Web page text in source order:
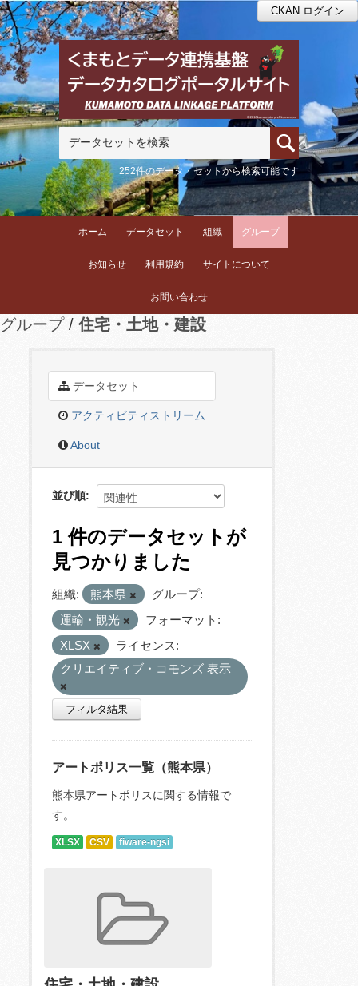
CKAN ログイン
252件のデータ・セットから検索可能です
ホーム データセット 組織 グループ
お知らせ 利用規約 サイトについて
お問い合わせ
グループ 住宅・土地・建設
データセット
アクティビティストリーム
About
並び順
1 件のデータセットが
見つかりました
組織: 熊本県
グループ:
運輸・観光
フォーマット:
XLSX
ライセンス:
クリエイティブ・コモンズ 表示
フィルタ結果
アートポリス一覧（熊本県）
熊本県アートポリスに関する情報で
す。
XLSX CSV fiware-ngsi